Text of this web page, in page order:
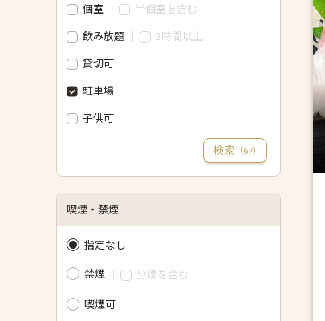
個室
半個室を含む
飲み放題
3時間以上
貸切可
駐車場
子供可
検索 （67）
喫煙・禁煙
指定なし
禁煙
分煙を含む
喫煙可